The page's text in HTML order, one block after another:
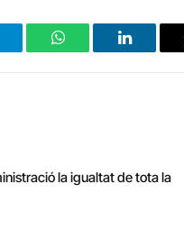
WhatsAppLinkedIn
la igualtat de tota la